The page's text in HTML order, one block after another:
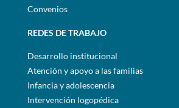
Convenios
REDES DE TRABAJO
Desarrollo institucional
Atención y apoyo a las familias
Infancia y adolescencia
Intervención logopédica